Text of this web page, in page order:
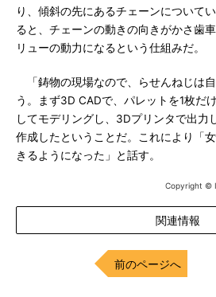
り、傾斜の先にあるチェーンについて
ると、チェーンの動きの向きがかさ歯
リューの動力になるという仕組みだ。
「鋳物の現場なので、らせんねじは
う。まず3D CADで、パレットを1枚だ
してモデリングし、3Dプリンタで出力
作成したということだ。これにより「
きるようになった」と話す。
Copyright ©
関連情報
前のページへ